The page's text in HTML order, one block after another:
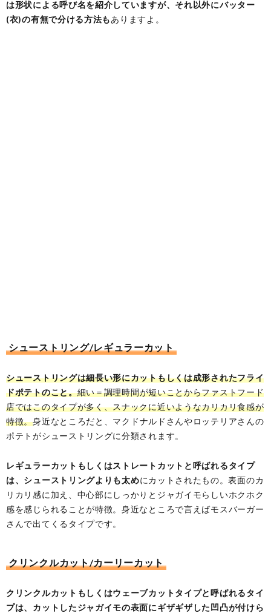
は形状による呼び名を紹介していますが、それ以外にバッター
(衣)の有無で分ける方法もありますよ。
シューストリング/レギュラーカット
シューストリングは細長い形にカットもしくは成形されたフライ
ドポテトのこと。細い＝調理時間が短いことからファストフード
店ではこのタイプが多く、スナックに近いようなカリカリ食感が
特徴。身近なところだと、マクドナルドさんやロッテリアさんの
ポテトがシューストリングに分類されます。
レギュラーカットもしくはストレートカットと呼ばれるタイプ
は、シューストリングよりも太めにカットされたもの。表面のカ
リカリ感に加え、中心部にしっかりとジャガイモらしいホクホク
感を感じられることが特徴。身近なところで言えばモスバーガー
さんで出てくるタイプです。
クリンクルカット/カーリーカット
クリンクルカットもしくはウェーブカットタイプと呼ばれるタイ
プは、カットしたジャガイモの表面にギザギザした凹凸が付けら